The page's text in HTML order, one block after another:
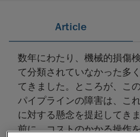
Article
数年にわたり、機械的損傷
て分類されていなかった多
てきました。ところが、こ
パイプラインの障害は、こ
に対する懸念を提起してき
前に、コストのかかる操作